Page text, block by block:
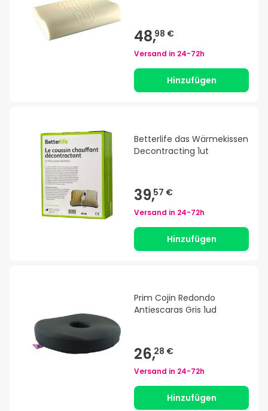
48,98 €
Versand in 24-72h
Hinzufügen
Betterlife das Wärmekissen
Decontracting 1ut
39,57 €
Versand in 24-72h
Hinzufügen
Prim Cojin Redondo
Antiescaras Gris 1ud
26,28 €
Versand in 24-72h
Hinzufügen